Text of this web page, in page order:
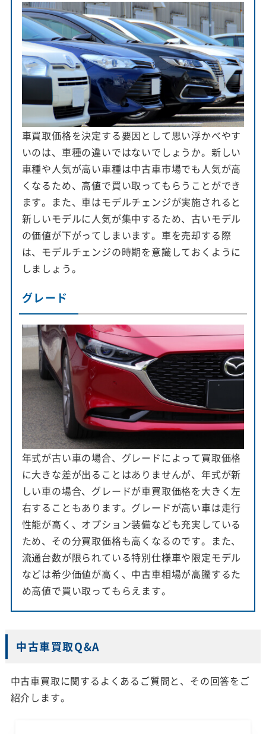
車買取価格を決定する要因として思い浮かべやす
いのは、車種の違いではないでしょうか。新しい
車種や人気が高い車種は中古車市場でも人気が高
くなるため、高値で買い取ってもらうことができ
ます。また、車はモデルチェンジが実施されると
新しいモデルに人気が集中するため、古いモデル
の価値が下がってしまいます。車を売却する際
は、モデルチェンジの時期を意識しておくように
しましょう。
グレード
年式が古い車の場合、グレードによって買取価格
に大きな差が出ることはありませんが、年式が新
しい車の場合、グレードが車買取価格を大きく左
右することもあります。グレードが高い車は走行
性能が高く、オプション装備なども充実している
ため、その分買取価格も高くなるのです。また、
流通台数が限られている特別仕様車や限定モデル
などは希少価値が高く、中古車相場が高騰するた
め高値で買い取ってもらえます。
中古車買取Q&A
中古車買取に関するよくあるご質問と、その回答をご
紹介します。